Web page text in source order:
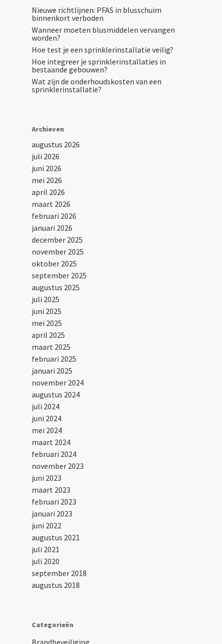
Nieuwe richtlijnen: PFAS in blusschuim
binnenkort verboden
Wanneer moeten blusmiddelen vervangen
worden?
Hoe test je een sprinklerinstallatie veilig?
Hoe integreer je sprinklerinstallaties in
bestaande gebouwen?
Wat zijn de onderhoudskosten van een
sprinklerinstallatie?
Archieven
augustus 2026
juli 2026
juni 2026
mei 2026
april 2026
maart 2026
februari 2026
januari 2026
december 2025
november 2025
oktober 2025
september 2025
augustus 2025
juli 2025
juni 2025
mei 2025
april 2025
maart 2025
februari 2025
januari 2025
november 2024
augustus 2024
juli 2024
juni 2024
mei 2024
maart 2024
februari 2024
november 2023
juni 2023
maart 2023
februari 2023
januari 2023
juni 2022
augustus 2021
juli 2021
juli 2020
september 2018
augustus 2018
Categorieën